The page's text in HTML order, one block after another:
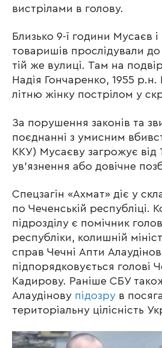
вистрілами в голову.
Близько 9-ї години Мусаєв
товаришів прослідували
тій же вулиці. Там на
Надія Гончаренко, 1955
літню жінку пострілом у
За порушення законів та
поєднанні з умисним
ККУ) Мусаєву загрожує від
ув’язнення або довічне
Спецзагін «Ахмат» діє у
по Чеченській республіці.
підрозділу є помічник
республіки, колишній
справ Чечні Апти
підпорядковується голові
Кадирову. Раніше СБУ
Алаудінову підозру в
територіальну цілісність